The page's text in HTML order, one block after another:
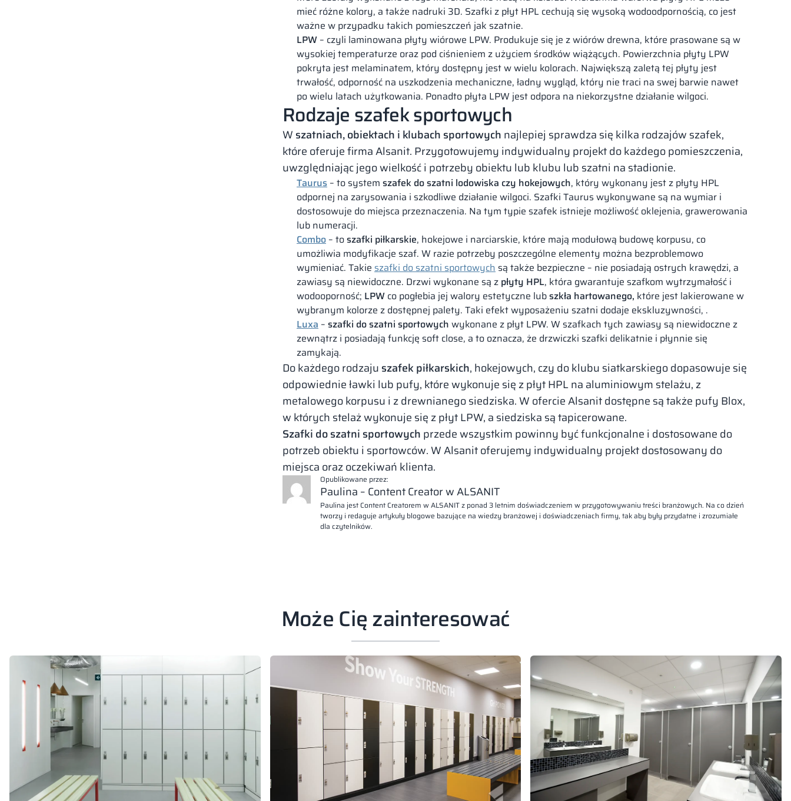
mieć różne kolory, a także nadruki 3D. Szafki z płyt HPL cechują się wysoką wodoodpornością, co jest
ważne w przypadku takich pomieszczeń jak szatnie.
LPW – czyli laminowana płyty wiórowe LPW. Produkuje się je z wiórów drewna, które prasowane są w
wysokiej temperaturze oraz pod ciśnieniem z użyciem środków wiążących. Powierzchnia płyty LPW
pokryta jest melaminatem, który dostępny jest w wielu kolorach. Największą zaletą tej płyty jest
trwałość, odporność na uszkodzenia mechaniczne, ładny wygląd, który nie traci na swej barwie nawet
po wielu latach użytkowania. Ponadto płyta LPW jest odpora na niekorzystne działanie wilgoci.
Rodzaje szafek sportowych
W szatniach, obiektach i klubach sportowych najlepiej sprawdza się kilka rodzajów szafek,
które oferuje firma Alsanit. Przygotowujemy indywidualny projekt do każdego pomieszczenia,
uwzględniając jego wielkość i potrzeby obiektu lub klubu lub szatni na stadionie.
Taurus – to system szafek do szatni lodowiska czy hokejowych, który wykonany jest z płyty HPL
odpornej na zarysowania i szkodliwe działanie wilgoci. Szafki Taurus wykonywane są na wymiar i
dostosowuje do miejsca przeznaczenia. Na tym typie szafek istnieje możliwość oklejenia, grawerowania
lub numeracji.
Combo – toszafki piłkarskie, hokejowe i narciarskie, które mają modułową budowę korpusu, co
umożliwia modyfikacje szaf. W razie potrzeby poszczególne elementy można bezproblemowo
wymieniać. Takie szafki do szatni sportowych są także bezpieczne – nie posiadają ostrych krawędzi, a
zawiasy są niewidoczne. Drzwi wykonane są z płyty HPL, która gwarantuje szafkom wytrzymałość i
wodooporność; LPW co pogłebia jej walory estetyczne lubszkła hartowanego, które jest lakierowane w
wybranym kolorze z dostępnej palety. Taki efekt wyposażeniu szatni dodaje ekskluzywności, .
Luxa – szafki do szatni sportowych wykonane z płyt LPW. W szafkach tych zawiasy są niewidoczne z
zewnątrz i posiadają funkcję soft close, a to oznacza, że drzwiczki szafki delikatnie i płynnie się
zamykają.
Do każdego rodzaju szafek piłkarskich, hokejowych, czy do klubu siatkarskiego dopasowuje się
odpowiednie ławki lub pufy, które wykonuje się z płyt HPL na aluminiowym stelażu, z
metalowego korpusu i z drewnianego siedziska. W ofercie Alsanit dostępne są także pufy Blox,
w których stelaż wykonuje się z płyt LPW, a siedziska są tapicerowane.
Szafki do szatni sportowych przede wszystkim powinny być funkcjonalne i dostosowane do
potrzeb obiektu i sportowców. W Alsanit oferujemy indywidualny projekt dostosowany do
miejsca oraz oczekiwań klienta.
Opublikowane przez:
Paulina – Content Creator w ALSANIT
Paulina jest Content Creatorem w ALSANIT z ponad 3 letnim doświadczeniem w przygotowywaniu treści branżowych. Na co dzień
tworzy i redaguje artykuły blogowe bazujące na wiedzy branżowej i doświadczeniach firmy, tak aby były przydatne i zrozumiałe
dla czytelników.
Może Cię zainteresować